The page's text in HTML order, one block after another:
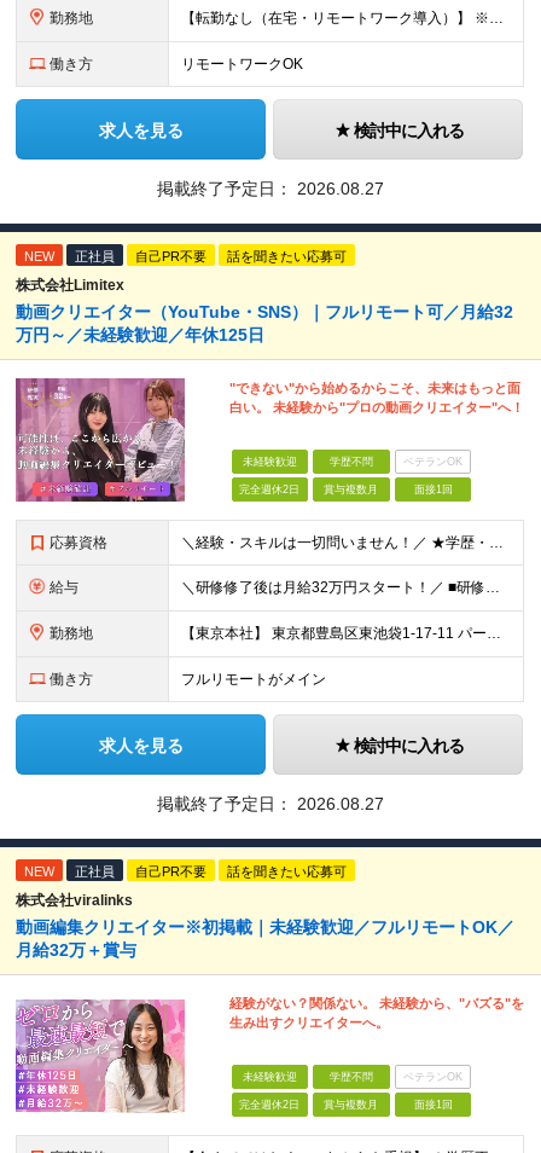
勤務地 【転勤なし（在宅・リモートワーク導入）】 ※フルリモートあり ※研修中に関しても下記となります。 【本社】 東京都千代田区神田和泉町1番地6-16ヤマトビル405 【プロジェクト先】 一都三県、北
働き方 リモートワークOK
求人を見る 検討中に入れる
掲載終了予定日： 2026.08.27
NEW 正社員 自己PR不要 話を聞きたい応募可
株式会社Limitex
動画クリエイター（YouTube・SNS）｜フルリモート可／月給32
万円～／未経験歓迎／年休125日
"できない"から始めるからこそ、未来はもっと面
白い。 未経験から"プロの動画クリエイター"へ！
未経験歓迎 学歴不問 ベテランOK
完全週休2日 賞与複数月 面接1回
応募資格 ＼経験・スキルは一切問いません！／ ★学歴・職歴不問 ★未経験・第二新卒歓迎！ ★正社員デビューも応援します！
給与 ＼研修修了後は月給32万円スタート！／ ■研修修了後 月給32万円＋賞与＋インセンティブ賞与 ※残業代は別途支給 ▽研修期間（6カ月）▽ 【経験者】 （営業・接客・マーケティングなどの経験をお持
勤務地 【東京本社】 東京都豊島区東池袋1-17-11 パークハイツ池袋
働き方 フルリモートがメイン
求人を見る 検討中に入れる
掲載終了予定日： 2026.08.27
NEW 正社員 自己PR不要 話を聞きたい応募可
株式会社viralinks
動画編集クリエイター※初掲載｜未経験歓迎／フルリモートOK／
月給32万＋賞与
経験がない？関係ない。 未経験から、"バズる"を
生み出すクリエイターへ。
未経験歓迎 学歴不問 ベテランOK
完全週休2日 賞与複数月 面接1回